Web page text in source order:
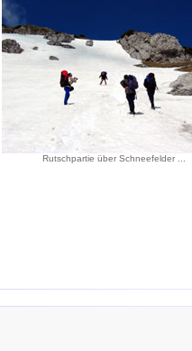
Rutschpartie über Schneefelder ...